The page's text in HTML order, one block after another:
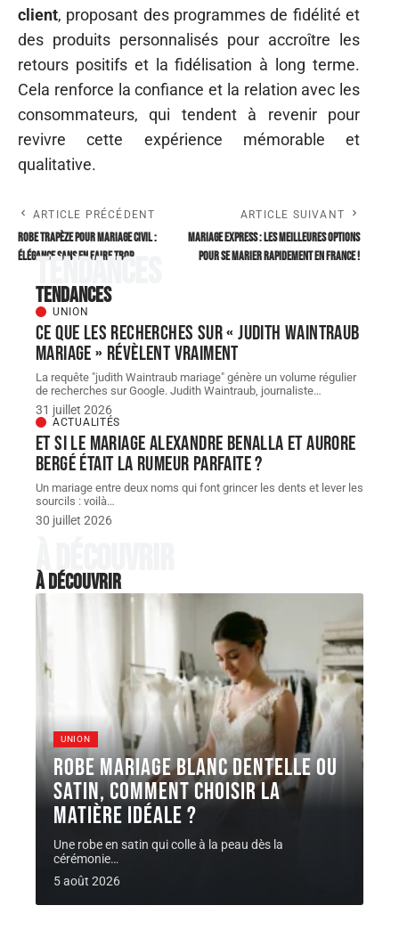
client, proposant des programmes de fidélité et
des produits personnalisés pour accroître les
retours positifs et la fidélisation à long terme.
Cela renforce la confiance et la relation avec les
consommateurs, qui tendent à revenir pour
revivre cette expérience mémorable et
qualitative.
ARTICLE PRÉCÉDENT
Robe Trapèze Pour Mariage civil :
élégance sans en faire trop
ARTICLE SUIVANT
Mariage express : les meilleures options
pour se marier rapidement en France !
Tendances
Tendances
UNION
Ce que les recherches sur « judith Waintraub
mariage » révèlent vraiment
La requête "judith Waintraub mariage" génère un volume régulier
de recherches sur Google. Judith Waintraub, journaliste…
31 juillet 2026
ACTUALITÉS
Et si le Mariage Alexandre Benalla et Aurore
Bergé était la rumeur parfaite ?
Un mariage entre deux noms qui font grincer les dents et lever les
sourcils : voilà…
30 juillet 2026
À découvrir
À découvrir
UNION
Robe Mariage blanc dentelle ou
satin, comment choisir la
matière idéale ?
Une robe en satin qui colle à la peau dès la
cérémonie…
5 août 2026